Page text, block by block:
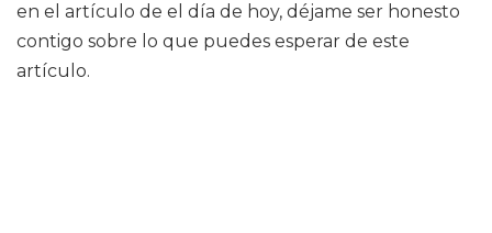
en el artículo de el día de hoy, déjame ser honesto
contigo sobre lo que puedes esperar de este
artículo.